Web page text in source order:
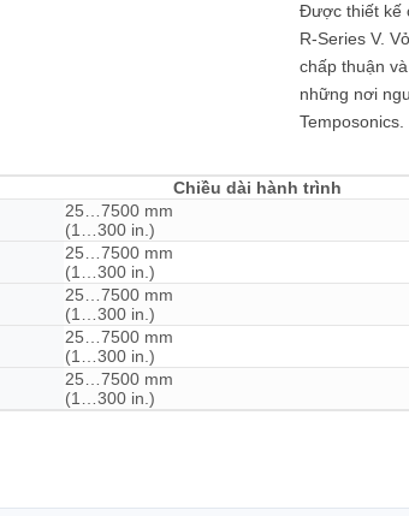
Được thiết kế
R-Series V.
chấp thuận
những nơi
Temposonics.
Chiều dài hành trình
25…7500 mm
(1…300 in.)
25…7500 mm
(1…300 in.)
25…7500 mm
(1…300 in.)
25…7500 mm
(1…300 in.)
25…7500 mm
(1…300 in.)